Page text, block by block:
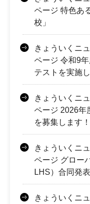
ページ 特色あ
校」
きょういくニ
ページ 令和9
テストを実施し
きょういくニ
ページ 2026年
を募集します！
きょういくニ
ページ グロー
LHS）合同発
きょういくニ